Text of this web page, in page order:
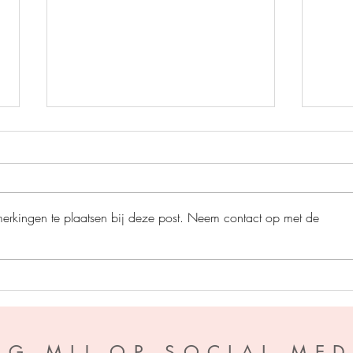
Sepia en de inktmagie -
Wat
te plaatsen bij deze post. Neem contact op met de